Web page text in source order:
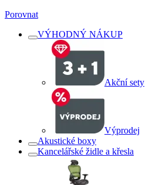
Porovnat
VÝHODNÝ NÁKUP
Akční sety
Výprodej
Akustické boxy
Kancelářské židle a křesla